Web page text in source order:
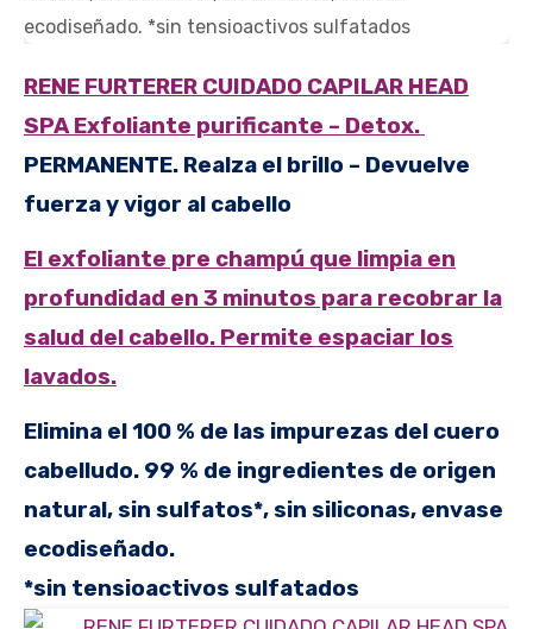
RENE FURTERER CUIDADO CAPILAR HEAD
SPA Exfoliante purificante – Detox.
PERMANENTE. Realza el brillo – Devuelve
fuerza y ​​vigor al cabello
El exfoliante pre champú que limpia en
profundidad en 3 minutos para recobrar la
salud del cabello. Permite espaciar los
lavados.
Elimina el 100 % de las impurezas del cuero
cabelludo. 99 % de ingredientes de origen
natural, sin sulfatos*, sin siliconas, envase
ecodiseñado.
*sin tensioactivos sulfatados